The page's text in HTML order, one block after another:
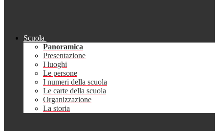
Scuola
Panoramica
Presentazione
I luoghi
Le persone
I numeri della scuola
Le carte della scuola
Organizzazione
La storia